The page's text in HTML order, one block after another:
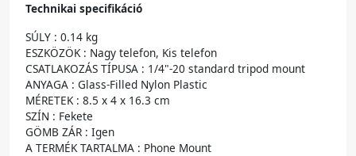
Technikai specifikáció
SÚLY : 0.14 kg
ESZKÖZÖK : Nagy telefon, Kis telefon
CSATLAKOZÁS TÍPUSA : 1/4"-20 standard tripod mount
ANYAGA : Glass-Filled Nylon Plastic
MÉRETEK : 8.5 x 4 x 16.3 cm
SZÍN : Fekete
GÖMB ZÁR : Igen
A TERMÉK TARTALMA : Phone Mount